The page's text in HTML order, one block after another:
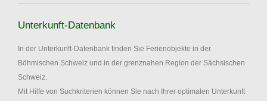
Unterkunft-Datenbank
In der Unterkunft-Datenbank finden Sie Ferienobjekte in der
Böhmischen Schweiz und in der grenznahen Region der Sächsischen
Schweiz.
Mit Hilfe von Suchkriterien können Sie nach Ihrer optimalen Unterkunft